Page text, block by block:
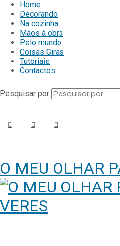
Home
Decorando
Na cozinha
Mãos à obra
Pelo mundo
Coisas Giras
Tutoriais
Contactos
Pesquisar por
O MEU OLHAR